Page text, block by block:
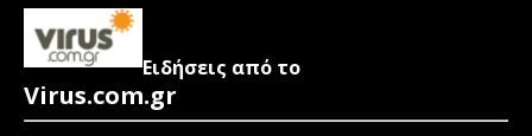
Ειδήσεις από το
Virus.com.gr